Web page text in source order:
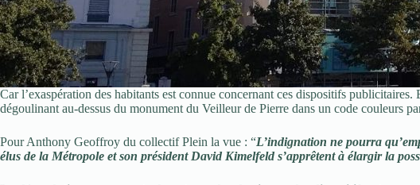
Car l’exaspération des habitants est connue concernant ces dispositifs
dégoulinant au-dessus du monument du Veilleur de Pierre dans un code couleurs
Pour Anthony Geoffroy du collectif Plein la vue : “L’indignation ne pourra
élus de la Métropole et son président David Kimelfeld s’apprêtent à élargir la